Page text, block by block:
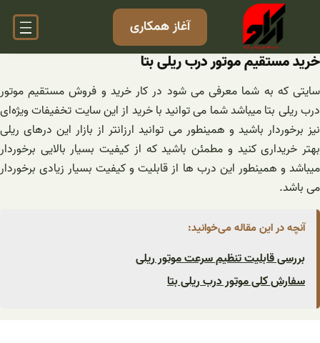
آغاز همکاری
خرید مستقیم موتور درب ریلی بتا
سایتی که به شما معرفی می شود در کار خرید و فروش مستقیم موتور
درب ریلی بتا میباشد شما می توانید با خرید از این سایت تخفیفات ویژه‌ای
نیز برخوردار باشید و همینطور می توانید ارزانتر از بازار این درهای ریلی
بهتر خریداری کنید و مطمئن باشید که از کیفیت بسیار بالایی برخوردار
میباشد و همینطور این درب ها از قابلیت و کیفیت بسیار زیادی برخوردار
می باشد.
آنچه در این مقاله می‌خوانید:
بررسی قابلیت تنظیم سرعت موتور ریلی
سفارش کلی موتور درب ریلی بتا